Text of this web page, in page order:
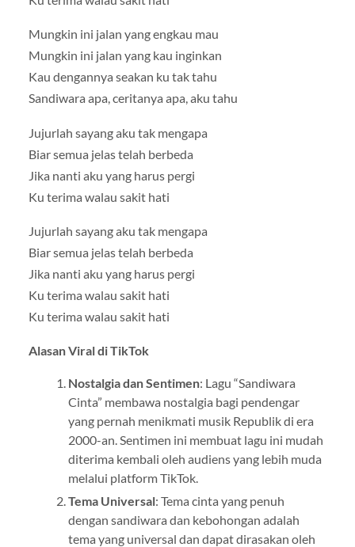
Mungkin ini jalan yang engkau mau
Mungkin ini jalan yang kau inginkan
Kau dengannya seakan ku tak tahu
Sandiwara apa, ceritanya apa, aku tahu
Jujurlah sayang aku tak mengapa
Biar semua jelas telah berbeda
Jika nanti aku yang harus pergi
Ku terima walau sakit hati
Jujurlah sayang aku tak mengapa
Biar semua jelas telah berbeda
Jika nanti aku yang harus pergi
Ku terima walau sakit hati
Ku terima walau sakit hati
Alasan Viral di TikTok
Nostalgia dan Sentimen: Lagu “Sandiwara
Cinta” membawa nostalgia bagi pendengar
yang pernah menikmati musik Republik di era
2000-an. Sentimen ini membuat lagu ini mudah
diterima kembali oleh audiens yang lebih muda
melalui platform TikTok.
Tema Universal: Tema cinta yang penuh
dengan sandiwara dan kebohongan adalah
tema yang universal dan dapat dirasakan oleh